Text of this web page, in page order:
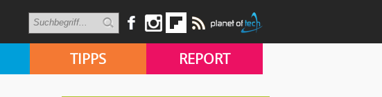
TIPPS REPORT